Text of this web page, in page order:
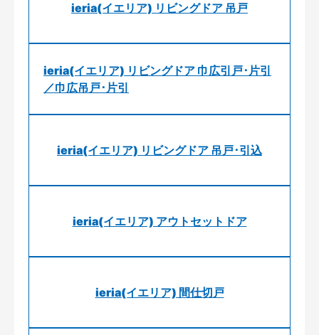
ieria(イエリア) リビングドア 吊戸
ieria(イエリア) リビングドア 巾広引戸･片引
／巾広吊戸･片引
ieria(イエリア) リビングドア 吊戸･引込
ieria(イエリア) アウトセットドア
ieria(イエリア) 間仕切戸